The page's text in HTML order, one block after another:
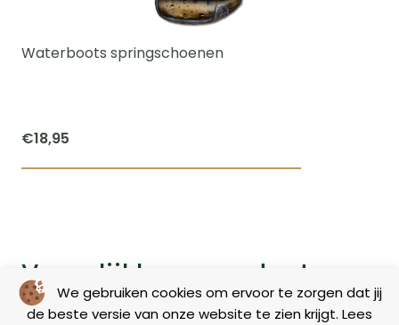
We gebruiken cookies om ervoor te zorgen dat jij
de beste versie van onze website te zien krijgt. Lees
Waterboots springschoenen
€18,95
Deze
Vergelijkbare producten